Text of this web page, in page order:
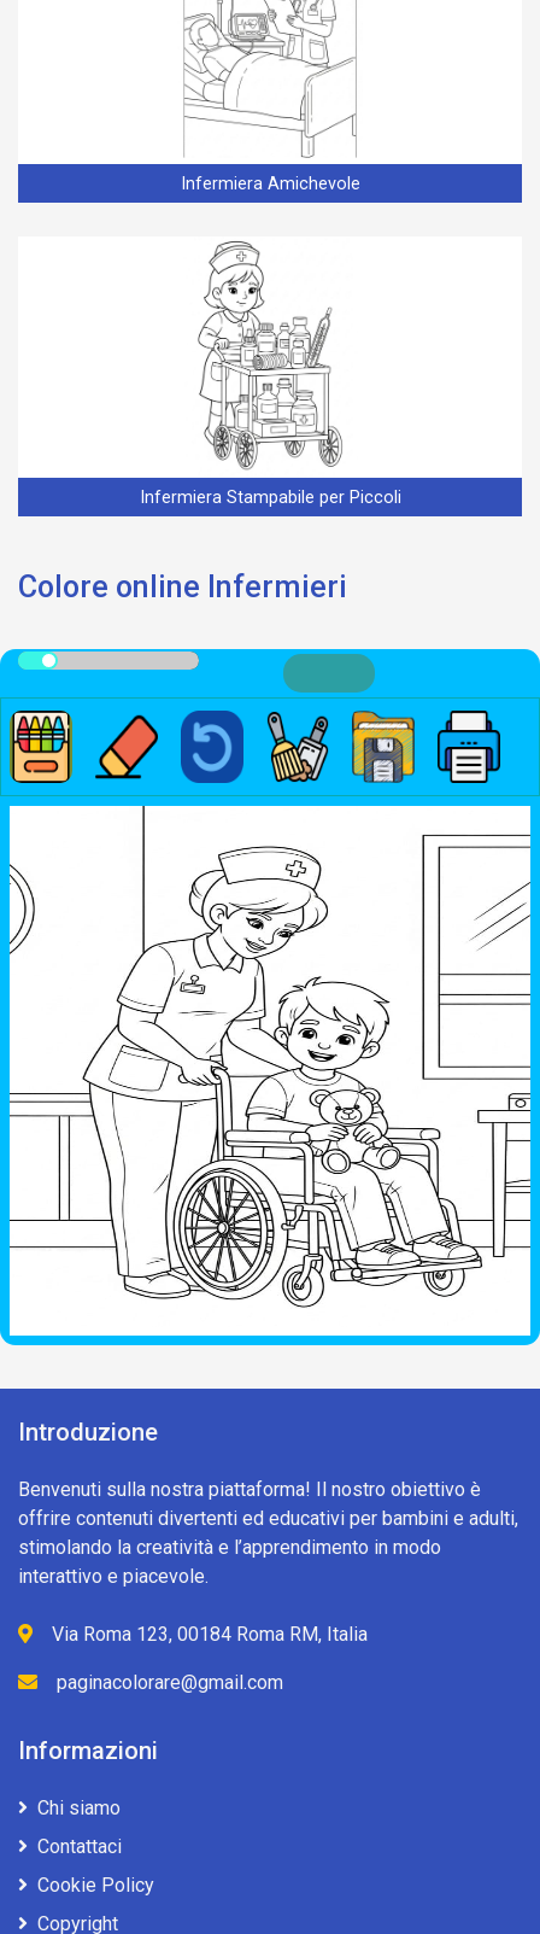
Infermiera Amichevole
Infermiera Stampabile per Piccoli
Colore online Infermieri
Introduzione
Benvenuti sulla nostra piattaforma! Il nostro obiettivo è
offrire contenuti divertenti ed educativi per bambini e adulti,
stimolando la creatività e l’apprendimento in modo
interattivo e piacevole.
Via Roma 123, 00184 Roma RM, Italia
paginacolorare@gmail.com
Informazioni
Chi siamo
Contattaci
Cookie Policy
Copyright